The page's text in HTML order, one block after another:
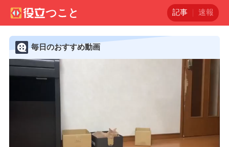
記事 速報
毎日のおすすめ動画